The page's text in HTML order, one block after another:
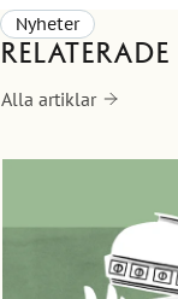
Nyheter
Alla artiklar